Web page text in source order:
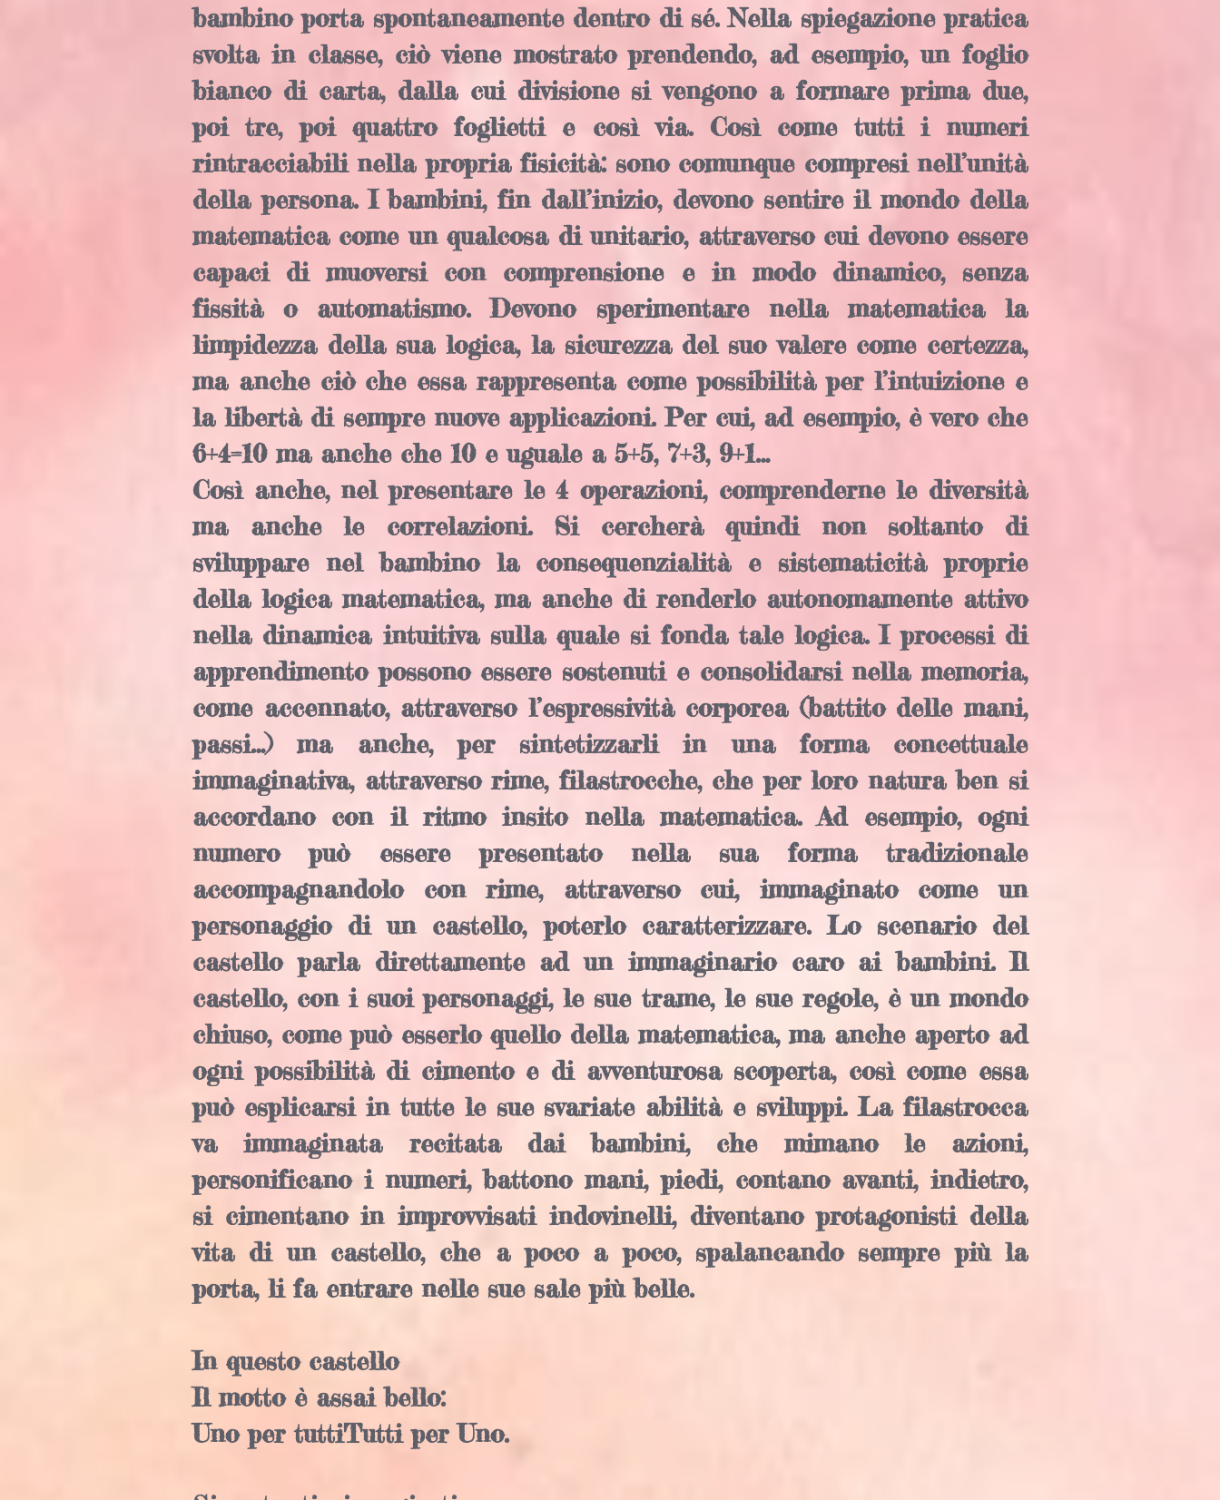
bambino porta spontaneamente dentro di sé. Nella spiegazione pratica
svolta in classe, ciò viene mostrato prendendo, ad esempio, un foglio
bianco di carta, dalla cui divisione si vengono a formare prima due,
poi tre, poi quattro foglietti e così via. Così come tutti i numeri
rintracciabili nella propria fisicità: sono comunque compresi nell’unità
della persona. I bambini, fin dall’inizio, devono sentire il mondo della
matematica come un qualcosa di unitario, attraverso cui devono essere
capaci di muoversi con comprensione e in modo dinamico, senza
fissità o automatismo. Devono sperimentare nella matematica la
limpidezza della sua logica, la sicurezza del suo valere come certezza,
ma anche ciò che essa rappresenta come possibilità per l’intuizione e
la libertà di sempre nuove applicazioni. Per cui, ad esempio, è vero che
6+4=10 ma anche che 10 e uguale a 5+5, 7+3, 9+1…
Così anche, nel presentare le 4 operazioni, comprenderne le diversità
ma anche le correlazioni. Si cercherà quindi non soltanto di
sviluppare nel bambino la consequenzialità e sistematicità proprie
della logica matematica, ma anche di renderlo autonomamente attivo
nella dinamica intuitiva sulla quale si fonda tale logica. I processi di
apprendimento possono essere sostenuti e consolidarsi nella memoria,
come accennato, attraverso l’espressività corporea (battito delle mani,
passi…) ma anche, per sintetizzarli in una forma concettuale
immaginativa, attraverso rime, filastrocche, che per loro natura ben si
accordano con il ritmo insito nella matematica. Ad esempio, ogni
numero può essere presentato nella sua forma tradizionale
accompagnandolo con rime, attraverso cui, immaginato come un
personaggio di un castello, poterlo caratterizzare. Lo scenario del
castello parla direttamente ad un immaginario caro ai bambini. Il
castello, con i suoi personaggi, le sue trame, le sue regole, è un mondo
chiuso, come può esserlo quello della matematica, ma anche aperto ad
ogni possibilità di cimento e di avventurosa scoperta, così come essa
può esplicarsi in tutte le sue svariate abilità e sviluppi. La filastrocca
va immaginata recitata dai bambini, che mimano le azioni,
personificano i numeri, battono mani, piedi, contano avanti, indietro,
si cimentano in improvvisati indovinelli, diventano protagonisti della
vita di un castello, che a poco a poco, spalancando sempre più la
porta, li fa entrare nelle sue sale più belle.
In questo castello
Il motto è assai bello:
Uno per tuttiTutti per Uno.